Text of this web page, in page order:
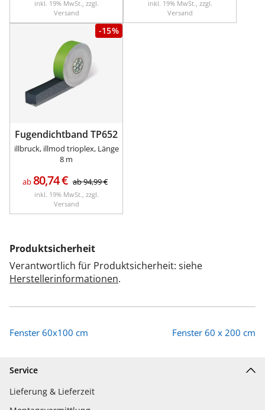
inkl. 19% MwSt., zzgl.
Versand
inkl. 19% MwSt., zzgl.
Versand
-15%
Fugendichtband TP652
illbruck, illmod trioplex, Länge
8 m
ab80,74€ ab94,99€
inkl. 19% MwSt., zzgl.
Versand
Produktsicherheit
Verantwortlich für Produktsicherheit: siehe
Herstellerinformationen.
Fenster 60x100 cm Fenster 60 x 200 cm
Service
Lieferung & Lieferzeit